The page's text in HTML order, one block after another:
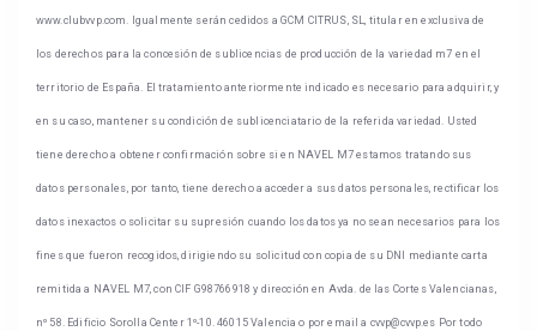
www.clubvvp.com. Igualmente serán cedidos a GCM CITRUS, SL, titular en exclusiva de
los derechos para la concesión de sublicencias de producción de la variedad m7 en el
territorio de España. El tratamiento anteriormente indicado es necesario para adquirir, y
en su caso, mantener su condición de sublicenciatario de la referida variedad. Usted
tiene derecho a obtener confirmación sobre si en NAVEL M7 estamos tratando sus
datos personales, por tanto, tiene derecho a acceder a sus datos personales, rectificar los
datos inexactos o solicitar su supresión cuando los datos ya no sean necesarios para los
fines que fueron recogidos, dirigiendo su solicitud con copia de su DNI mediante carta
remitida a NAVEL M7, con CIF G98766918 y dirección en Avda. de las Cortes Valencianas,
nº 58. Edificio Sorolla Center 1º-10. 46015 Valencia o por email a cvvp@cvvp.es Por todo